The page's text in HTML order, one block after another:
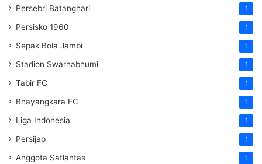
Persebri Batanghari 1
Persisko 1960 1
Sepak Bola Jambi 1
Stadion Swarnabhumi 1
Tabir FC 1
Bhayangkara FC 1
Liga Indonesia 1
Persijap 1
Anggota Satlantas 1